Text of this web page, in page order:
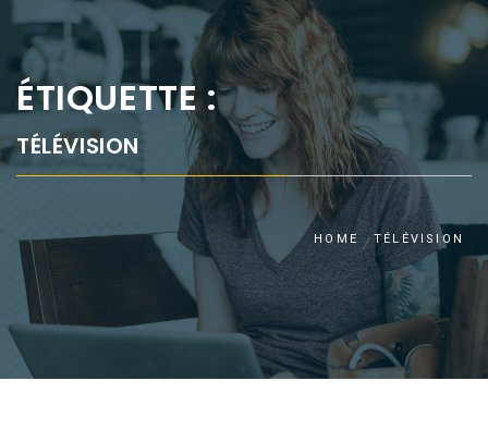
ÉTIQUETTE :
TÉLÉVISION
HOME TÉLÉVISION